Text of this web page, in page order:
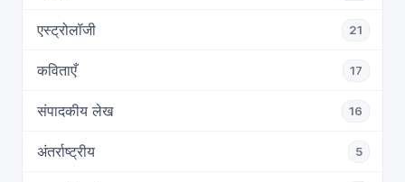
एस्ट्रोलॉजी 21
कविताएँ 17
संपादकीय लेख 16
अंतर्राष्ट्रीय 5